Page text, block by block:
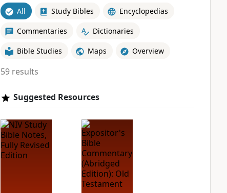
All Study Bibles Encyclopedias
Commentaries Dictionaries
Bible Studies Maps Overview
59 results
Suggested Resources